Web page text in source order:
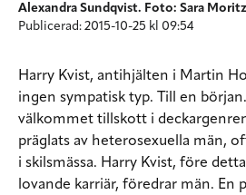
Alexandra Sundqvist. Foto: Sara
Publicerad: 2015-10-25 kl 09:54
Harry Kvist, antihjälten i Martin
ingen sympatisk typ. Till en
välkommet tillskott i
präglats av heterosexuella män,
i skilsmässa. Harry Kvist, före
lovande karriär, föredrar män. En